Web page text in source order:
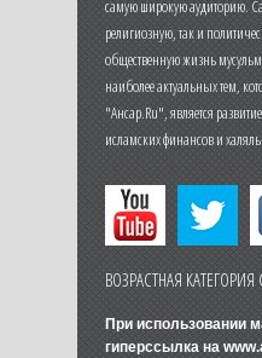
самую широкую аудиторию.
религиозную, так и
общественную жизнь
наиболее актуальных тем,
"Ансар.Ru", является
исламских финансов и
ВОЗРАСТНАЯ КАТЕГОРИЯ
При использовании
гиперссылка на